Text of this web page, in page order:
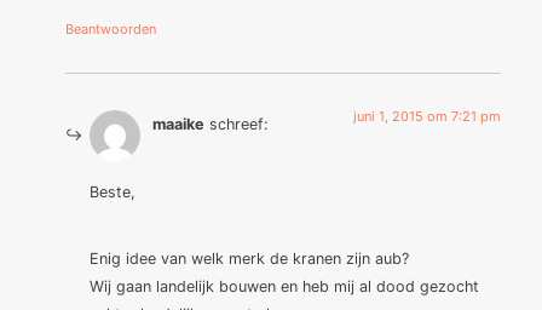
Beantwoorden
maaike schreef: juni 1, 2015 om 7:21 pm
Beste,
Enig idee van welk merk de kranen zijn aub?
Wij gaan landelijk bouwen en heb mij al dood gezocht